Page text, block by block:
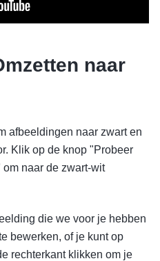
naar
afbeeldingen naar zwart en
Klik op de knop "Probeer
om naar de zwart-wit
die we voor je hebben
bewerken, of je kunt op
rechterkant klikken om je